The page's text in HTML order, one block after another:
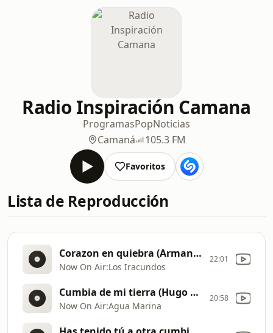
Radio Inspiración Camana
ProgramasPopNoticias
Camaná
105.3 FM
Favoritos
Lista de Reproducción
Corazon en quiebra (Armando Massé
Now On Air:Los Iracundos
22:01
Cumbia de mi tierra (Hugo Querebalu C)
Now On Air:Agua Marina
20:58